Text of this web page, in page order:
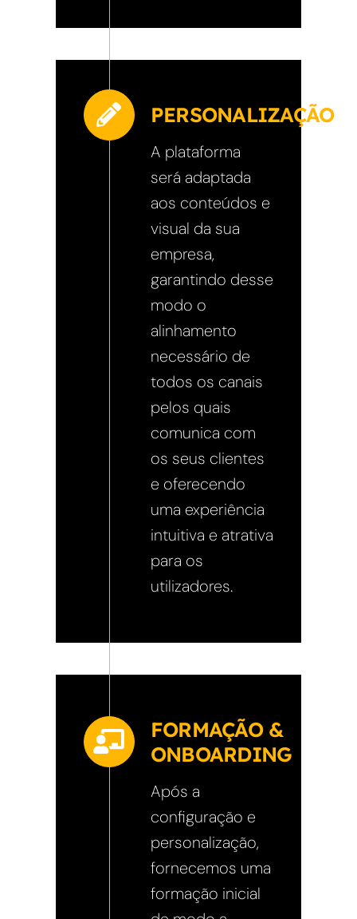
PERSONALIZAÇÃO
A plataforma
será adaptada
aos conteúdos e
visual da sua
empresa,
garantindo desse
modo o
alinhamento
necessário de
todos os canais
pelos quais
comunica com
os seus clientes
e oferecendo
uma experiência
intuitiva e atrativa
para os
utilizadores.
FORMAÇÃO &
ONBOARDING
Após a
configuração e
personalização,
fornecemos uma
formação inicial